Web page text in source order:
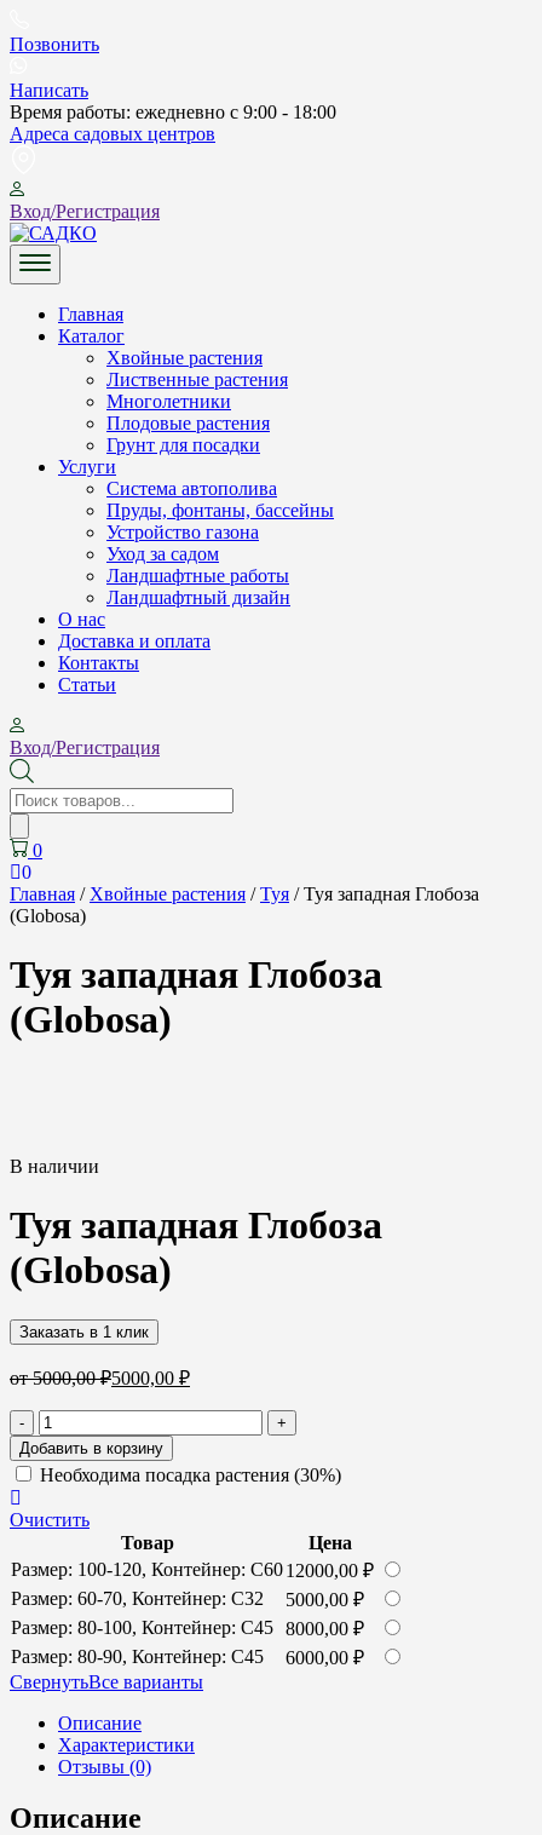
to
Позвонить
Написать
Время работы: ежедневно с 9:00 - 18:00
Адреса садовых центров
Вход/Регистрация
САДКО
Главная
Каталог
Хвойные растения
Лиственные растения
Многолетники
Плодовые растения
Грунт для посадки
Услуги
Система автополива
Пруды, фонтаны, бассейны
Устройство газона
Уход за садом
Ландшафтные работы
Ландшафтный дизайн
О нас
Доставка и оплата
Контакты
Cтатьи
Вход/Регистрация
Поиск
товаров
0
0
Главная / Хвойные растения /Туя / Туя западная Глобоза
(Globosa)
Туя западная Глобоза
(Globosa)
В наличии
Туя западная Глобоза
(Globosa)
Заказать в 1 клик
от5000,00₽5000,00 ₽
-
Количество
товара
Туя
западная
(Globosa)
+
Добавить в корзину
Необходима посадка растения (30%)
Очистить
Товар
Цена
Размер: 100-120, Контейнер: С6012000,00 ₽
Размер: 60-70, Контейнер: С32
5000,00 ₽
Размер: 80-100, Контейнер: С45 8000,00 ₽
Размер: 80-90, Контейнер: С45
6000,00 ₽
CвернутьВсе варианты
Описание
Характеристики
Отзывы (0)
Описание